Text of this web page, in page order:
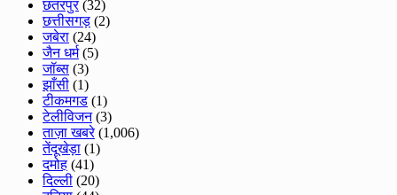
छतरपुर(32)
छत्तीसगड़ (2)
जबेरा (24)
जैन धर्म(5)
जॉब्स (3)
झाँसी (1)
टीकमगड (1)
टेलीविजन(3)
ताज़ा खबरे(1,006)
तेंदूखेड़ा (1)
दमोह (41)
दिल्ली (20)